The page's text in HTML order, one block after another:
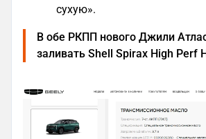
сухую».
В обе РКПП нового Джили
заливать Shell Spirax High Perf